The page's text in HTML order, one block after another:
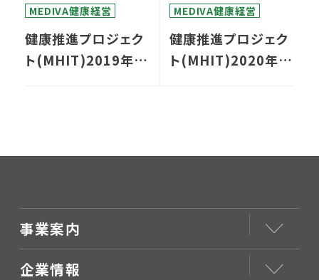
MEDIVA健康経営
健康推進プロジェク
ト(MHIT)2019年度
MEDIVA健康経営
健康推進プロジェク
ト(MHIT)2020年度
事業案内
企業情報